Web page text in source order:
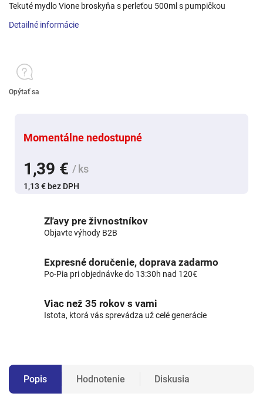
1,39 € / ks
1,13 € bez DPH
Momentálne nedostupné
Tekuté mydlo Vione broskyňa s perleťou 500ml s pumpičkou
Detailné informácie
Opýtať sa
Zľavy pre živnostníkov
Objavte výhody B2B
Expresné doručenie, doprava zadarmo
Po-Pia pri objednávke do 13:30h nad 120€
Viac než 35 rokov s vami
Istota, ktorá vás sprevádza už celé generácie
Popis Hodnotenie Diskusia